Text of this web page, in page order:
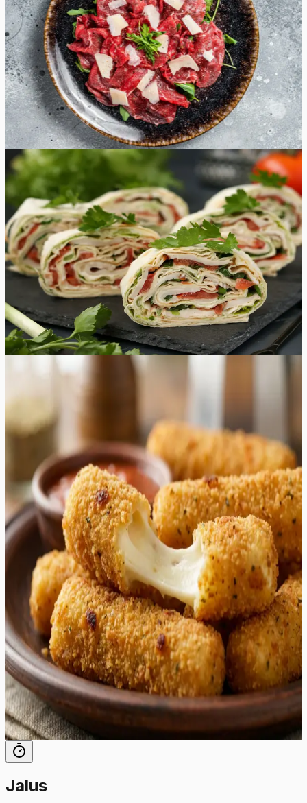
valmistatud toorest veiselihast ja maitsestatud
sidrunimajoneesiga ning see on loodud Harry baaris
Veneetsias, mis vaatamata nimele on tegelikult
esmaklassiline restoran, mille avas 1931. aastal itaallane
Giuseppe Cipriani. Selles versioonis kasutatakse
majoneesi asemel palsamiäädika kastet ja see on imeliselt
kerge ja lihtsasti valmiv suvine roog.
min
2tk
Lihtne
4.8 Hinnang:
Lavashirullid singiga
Lavashirullid singiga on ideaalseks suupisteks pidulauale.
Rullide valmistamine võtab väga vähe aega ja saate
korraga serveerida märkimisväärse hulga suupisteid.
Samuti võib neid maitse järgi kohandada lisades
lavashirulli sisse endale meelepäraseid lisandeid. Kui teile
ei meeldi petersell, võite selle asendada näiteks värske
tilliga.
15min
12tk
4.0 Hinnang:(2)
mozzarella pulgad
Need kodused mozzarella pulgad on unistuste suupiste,
mis pakub täiuslikku kontrasti kuldpruuni krõbeda
väliskihi ja kuuma, veniva sisemuse vahel. Iga
hammustus vabastab ürdise aroomi, kus kohtuvad
aromaatne basiilik, pune ja küüslauk, moodustades
klassikalise maitsebuketi. Panko paneering annab
suupistetele erilise tekstuuri, mis püsib krõbedana
tunduvalt kauem kui tavaline riivsai. See roog on
ideaalne kaaslane igale peolauale või õhtusele
filmiõhtule, pakkudes tõelist gurmee-elamust mugavas
vormis. Serveerides neid soojalt koos vürtsika marinara
kastmega, loote maitsekombinatsiooni, mis on ühtaegu
lohutav ja sõltuvusttekitav. Juustu rikkalik ja mahe
maitse tasakaalustab suurepäraselt paneeringus olevaid
vürtse, muutes need pulgad populaarseks nii laste kui
täiskasvanute seas. Valmistamisprotsess on nauditav ja
rahuldust pakkuv, eriti kui näete esimest täiuslikku
juustuvenitust. Need sobivad suurepäraselt ka
külmikusse varuks tegemiseks, et ootamatute külaliste
korral oleks alati võtta midagi erilist ja maitsvat.
88min
15tk
Jalus